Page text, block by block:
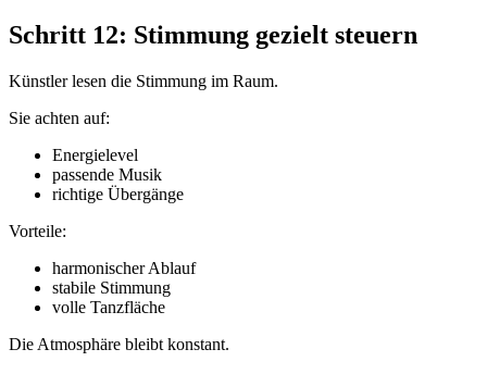
Schritt 12: Stimmung gezielt steuern
Künstler lesen die Stimmung im Raum.
Sie achten auf:
Energielevel
passende Musik
richtige Übergänge
Vorteile:
harmonischer Ablauf
stabile Stimmung
volle Tanzfläche
Die Atmosphäre bleibt konstant.